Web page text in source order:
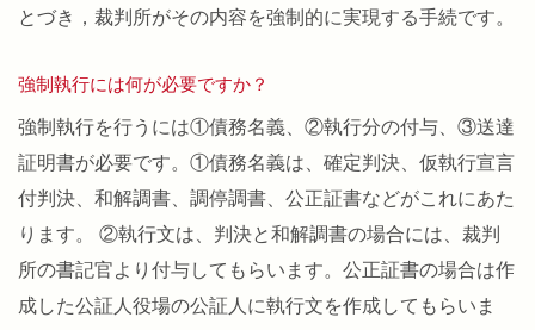
とづき，裁判所がその内容を強制的に実現する手続です。
強制執行には何が必要ですか？
強制執行を行うには①債務名義、②執行分の付与、③送達
証明書が必要です。①債務名義は、確定判決、仮執行宣言
付判決、和解調書、調停調書、公正証書などがこれにあた
ります。 ②執行文は、判決と和解調書の場合には、裁判
所の書記官より付与してもらいます。公正証書の場合は作
成した公証人役場の公証人に執行文を作成してもらいま